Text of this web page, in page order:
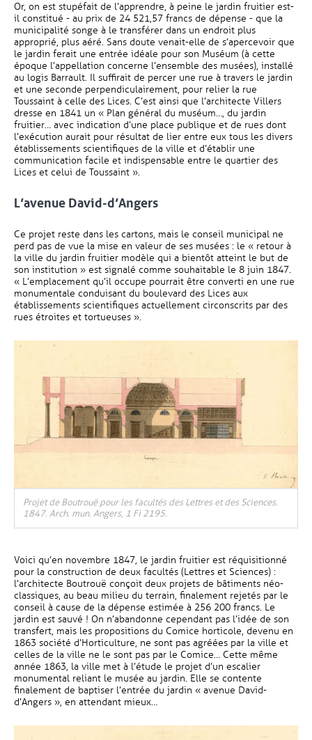
Or, on est stupéfait de l’apprendre, à peine le jardin fruitier est-
il constitué - au prix de 24 521,57 francs de dépense - que la
municipalité songe à le transférer dans un endroit plus
approprié, plus aéré. Sans doute venait-elle de s’apercevoir que
le jardin ferait une entrée idéale pour son Muséum (à cette
époque l’appellation concerne l’ensemble des musées), installé
au logis Barrault. Il suffirait de percer une rue à travers le jardin
et une seconde perpendiculairement, pour relier la rue
Toussaint à celle des Lices. C’est ainsi que l’architecte Villers
dresse en 1841 un « Plan général du muséum…, du jardin
fruitier… avec indication d’une place publique et de rues dont
l’exécution aurait pour résultat de lier entre eux tous les divers
établissements scientifiques de la ville et d’établir une
communication facile et indispensable entre le quartier des
Lices et celui de Toussaint ».
L’avenue David-d’Angers
Ce projet reste dans les cartons, mais le conseil municipal ne
perd pas de vue la mise en valeur de ses musées : le « retour à
la ville du jardin fruitier modèle qui a bientôt atteint le but de
son institution » est signalé comme souhaitable le 8 juin 1847.
« L’emplacement qu’il occupe pourrait être converti en une rue
monumentale conduisant du boulevard des Lices aux
établissements scientifiques actuellement circonscrits par des
rues étroites et tortueuses ».
Projet de Boutrouë pour les facultés des Lettres et des Sciences.
1847. Arch. mun. Angers, 1 Fi 2195.
Voici qu’en novembre 1847, le jardin fruitier est réquisitionné
pour la construction de deux facultés (Lettres et Sciences) :
l’architecte Boutrouë conçoit deux projets de bâtiments néo-
classiques, au beau milieu du terrain, finalement rejetés par le
conseil à cause de la dépense estimée à 256 200 francs. Le
jardin est sauvé ! On n’abandonne cependant pas l’idée de son
transfert, mais les propositions du Comice horticole, devenu en
1863 société d’Horticulture, ne sont pas agréées par la ville et
celles de la ville ne le sont pas par le Comice… Cette même
année 1863, la ville met à l’étude le projet d’un escalier
monumental reliant le musée au jardin. Elle se contente
finalement de baptiser l’entrée du jardin « avenue David-
d’Angers », en attendant mieux…